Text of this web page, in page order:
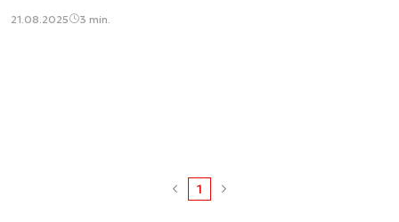
21.08.2025 3 min.
1